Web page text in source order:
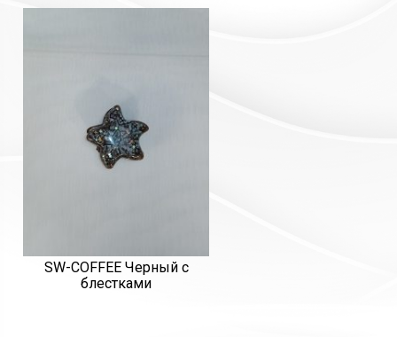
SW-COFFEE Черный с
блестками